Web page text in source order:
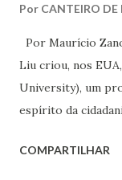
Por CANTEIRO DE
Por Maurício
Liu criou, nos
University), um
espírito da
processos
COMPARTILHAR